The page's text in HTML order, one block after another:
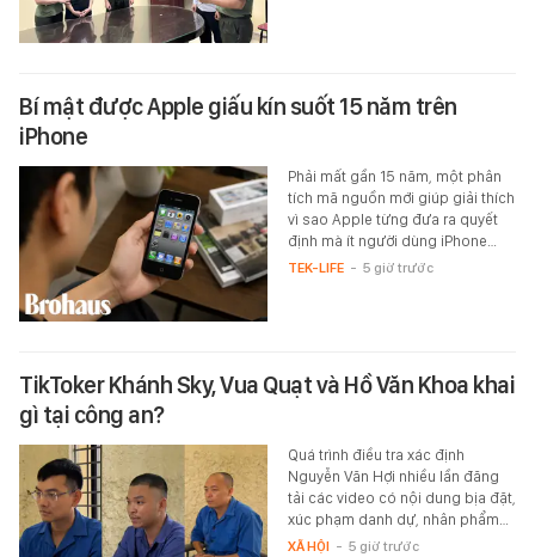
Bí mật được Apple giấu kín suốt 15 năm trên
iPhone
Phải mất gần 15 năm, một phân
tích mã nguồn mới giúp giải thích
vì sao Apple từng đưa ra quyết
định mà ít người dùng iPhone…
TEK-LIFE - 5 giờ trước
TikToker Khánh Sky, Vua Quạt và Hồ Văn Khoa khai
gì tại công an?
Quá trình điều tra xác định
Nguyễn Văn Hợi nhiều lần đăng
tải các video có nội dung bịa đặt,
xúc phạm danh dự, nhân phẩm…
XÃ HỘI - 5 giờ trước